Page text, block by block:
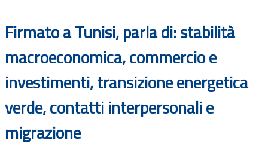
Firmato a Tunisi, parla di: stabilità
macroeconomica, commercio e
investimenti, transizione energetica
verde, contatti interpersonali e
migrazione